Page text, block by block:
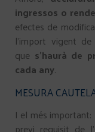
ingressos o
efectes de
l’import vigent
que s’haurà de
cada any.
MESURA
I el més important: